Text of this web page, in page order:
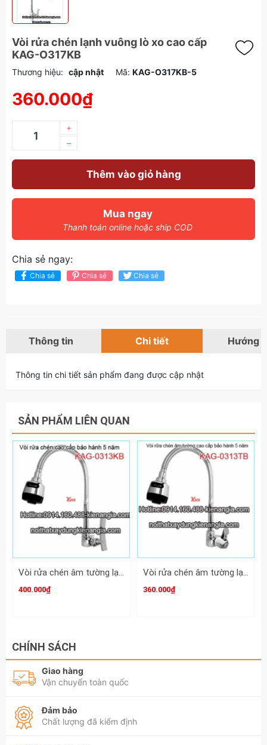
Vòi rửa chén lạnh vuông lò xo cao cấp
KAG-O317KB
Thương hiệu: cập nhật Mã: KAG-O317KB-5
360.000₫
–
+
Thêm vào giỏ hàng
Mua ngay
Thanh toán online hoặc ship COD
Chia sẻ ngay:
Chia sẻ Chia sẻ Chia sẻ
Thông tin Chi tiết Hướng
Thông tin chi tiết sản phẩm đang được cập nhật
SẢN PHẨM LIÊN QUAN
Vòi rửa chén âm tường lạnh cao cấp KAG-O313KB
400.000₫
Vòi rửa chén âm tường lạnh cao cấp KAG-O313TB
360.000₫
CHÍNH SÁCH
Giao hàng
Vận chuyển toàn quốc
Đảm bảo
Chất lượng đã kiểm định